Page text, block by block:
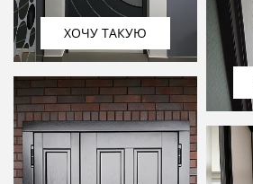
ХОЧУ ТАКУЮ